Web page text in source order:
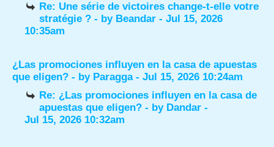
Re: Une série de victoires change-t-elle votre
stratégie ? - by Beandar - Jul 15, 2026
10:35am
¿Las promociones influyen en la casa de apuestas
que eligen? - by Paragga- Jul 15, 2026 10:24am
Re: ¿Las promociones influyen en la casa de
apuestas que eligen? - by Dandar -
Jul 15, 2026 10:32am